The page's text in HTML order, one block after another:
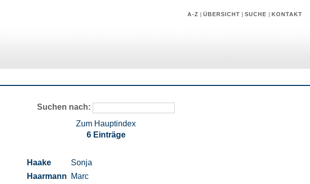
A-Z |ÜBERSICHT |SUCHE |KONTAKT
Suchen nach:
Zum Hauptindex
6 Einträge
Haake
Sonja
Haarmann Marc